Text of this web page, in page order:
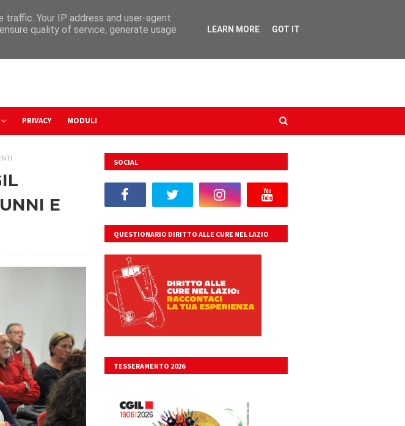
PRIVACY MODULI
E
SOCIAL
QUESTIONARIO DIRITTO ALLE CURE NEL LAZIO
TESSERAMENTO 2026
Your IP address and user-agent
quality of service, generate usage
LEARN MORE GOT IT